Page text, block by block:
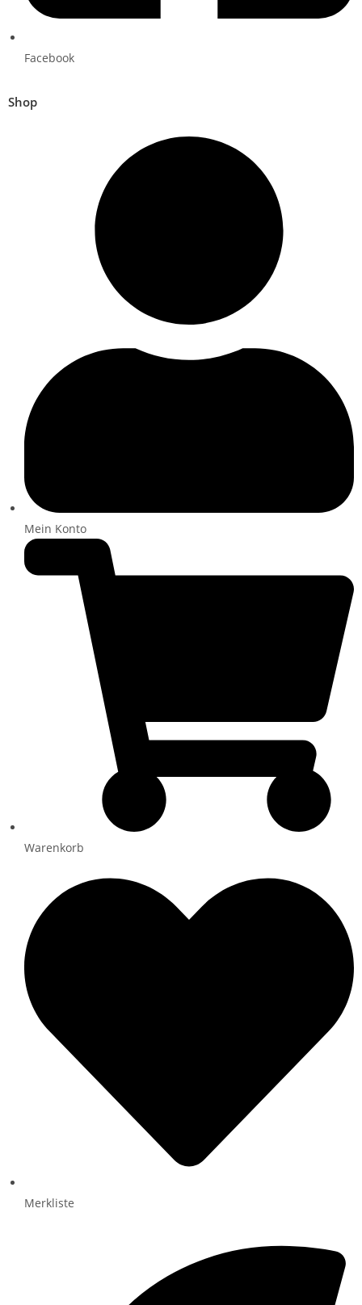
Facebook
Shop
Mein Konto
Warenkorb
Merkliste